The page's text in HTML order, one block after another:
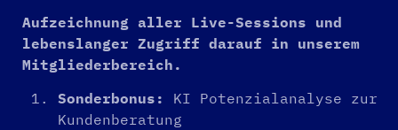
Aufzeichnung aller Live-Sessions und
lebenslanger Zugriff darauf in unserem
Mitgliederbereich.
Sonderbonus:
KI Potenzialanalyse zur
Kundenberatung